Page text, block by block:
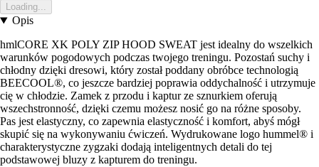
Loading...
Opis
hmlCORE XK POLY ZIP HOOD SWEAT jest idealny do wszelkich
warunków pogodowych podczas twojego treningu. Pozostań suchy i
chłodny dzięki dresowi, który został poddany obróbce technologią
BEECOOL®, co jeszcze bardziej poprawia oddychalność i utrzymuje
cię w chłodzie. Zamek z przodu i kaptur ze sznurkiem oferują
wszechstronność, dzięki czemu możesz nosić go na różne sposoby.
Pas jest elastyczny, co zapewnia elastyczność i komfort, abyś mógł
skupić się na wykonywaniu ćwiczeń. Wydrukowane logo hummel® i
charakterystyczne zygzaki dodają inteligentnych detali do tej
podstawowej bluzy z kapturem do treningu.